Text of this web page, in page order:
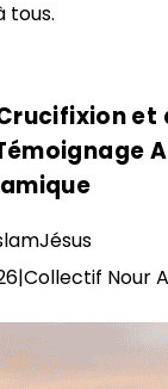
tous.
et
Jésus
|Collectif Nour